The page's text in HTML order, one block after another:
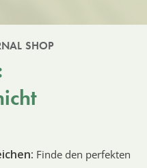
SHOP
Finde den perfekten